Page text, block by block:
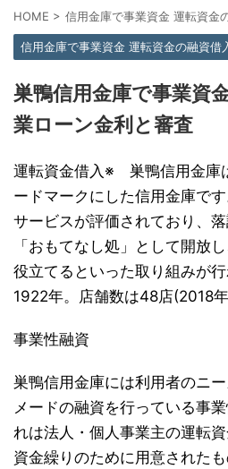
HOME > 信用金庫で事業資金 運転資金
信用金庫で事業資金 運転資金の融資借
巣鴨信用金庫で事業資
業ローン金利と審査
運転資金借入※ 巣鴨信用金庫
ードマークにした信用金庫で
サービスが評価されており、
「おもてなし処」として開放
役立てるといった取り組みが
1922年。店舗数は48店(2018年
事業性融資
巣鴨信用金庫には利用者のニ
メードの融資を行っている事
れは法人・個人事業主の運転
資金繰りのために用意された